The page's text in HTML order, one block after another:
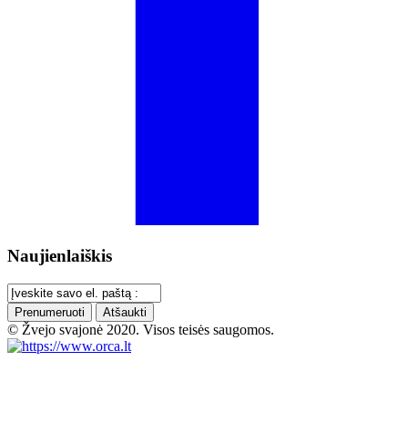
Naujienlaiškis
Prenumeruoti Atšaukti
© Žvejo svajonė 2020. Visos teisės saugomos.